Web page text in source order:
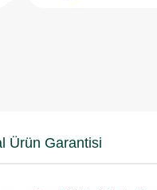
Ürün Garantisi